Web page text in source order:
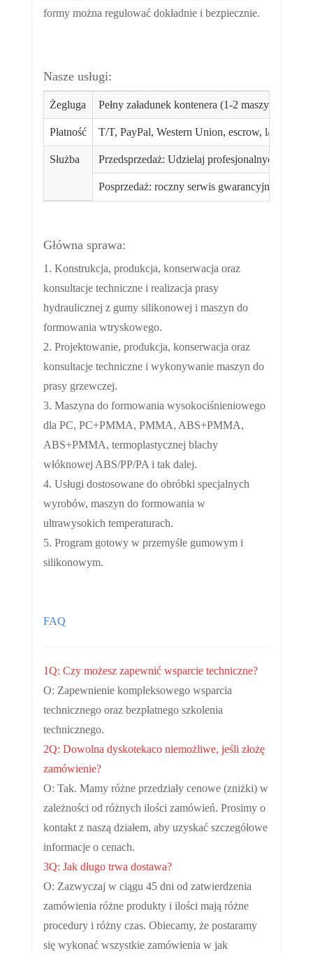
formy można regulować dokładnie i bezpiecznie.
Nasze usługi:
Żegluga Pełny załadunek kontenera (1-2 maszyny
Płatność T/T, PayPal, Western Union, escrow, l/c. itd.
Służba Przedsprzedaż: Udzielaj profesjonalnych
Posprzedaż: roczny serwis gwarancyjny;
Główna sprawa:
1. Konstrukcja, produkcja, konserwacja oraz
konsultacje techniczne i realizacja prasy
hydraulicznej z gumy silikonowej i maszyn do
formowania wtryskowego.
2. Projektowanie, produkcja, konserwacja oraz
konsultacje techniczne i wykonywanie maszyn do
prasy grzewczej.
3. Maszyna do formowania wysokociśnieniowego
dla PC, PC+PMMA, PMMA, ABS+PMMA,
ABS+PMMA, termoplastycznej blachy
włóknowej ABS/PP/PA i tak dalej.
4. Usługi dostosowane do obróbki specjalnych
wyrobów, maszyn do formowania w
ultrawysokich temperaturach.
5. Program gotowy w przemyśle gumowym i
silikonowym.
FAQ
1Q: Czy możesz zapewnić wsparcie techniczne?
O: Zapewnienie kompleksowego wsparcia
technicznego oraz bezpłatnego szkolenia
technicznego.
2Q: Dowolna dyskotekaco niemożliwe, jeśli złożę
zamówienie?
O: Tak. Mamy różne przedziały cenowe (zniżki) w
zależności od różnych ilości zamówień. Prosimy o
kontakt z naszą działem, aby uzyskać szczegółowe
informacje o cenach.
3Q: Jak długo trwa dostawa?
O: Zazwyczaj w ciągu 45 dni od zatwierdzenia
zamówienia różne produkty i ilości mają różne
procedury i różny czas. Obiecamy, że postaramy
się wykonać wszystkie zamówienia w jak